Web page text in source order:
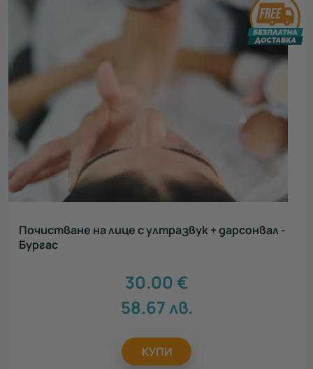
Почистване на лице с ултразвук + дарсонвал -
Бургас
30.00 €
58.67лв.
КУПИ